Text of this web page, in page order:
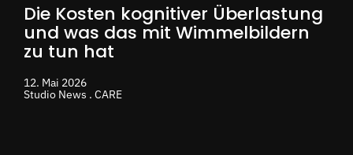
Die Kosten kognitiver Überlastung
und was das mit Wimmelbildern
zu tun hat
12. Mai 2026
Studio News . CARE